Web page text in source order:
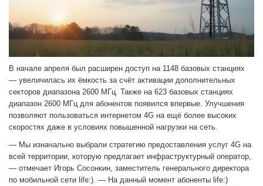
В начале апреля был расширен доступ на 1148 базовых станциях
— увеличилась их ёмкость за счёт активации дополнительных
секторов диапазона 2600 МГц. Также на 623 базовых станциях
диапазон 2600 МГц для абонентов появился впервые. Улучшения
позволяют пользоваться интернетом 4G на ещё более высоких
скоростях даже в условиях повышенной нагрузки на сеть.
— Мы изначально выбрали стратегию предоставления услуг 4G на
всей территории, которую предлагает инфраструктурный оператор,
— отмечает Игорь Сосонкин, заместитель генерального директора
по мобильной сети life:). — На данный момент абоненты life:)